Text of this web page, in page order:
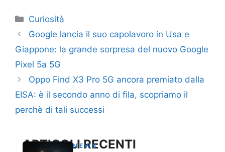
Categorie
Curiosità
Google lancia il suo capolavoro in Usa e
Giappone: la grande sorpresa del nuovo Google
Pixel 5a 5G
Oppo Find X3 Pro 5G ancora premiato dalla
EISA: è il secondo anno di fila, scopriamo il
perchè di tali successi
ARTICOLI RECENTI
NEWS